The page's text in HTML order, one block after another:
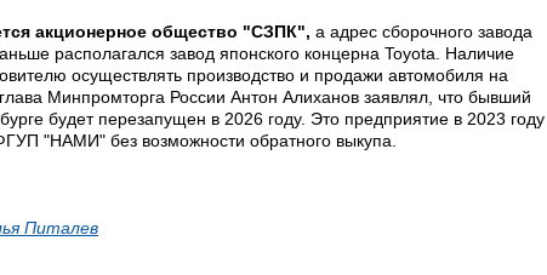
акционерное общество "СЗПК", а адрес сборочного завода
располагался завод японского концерна Toyota. Наличие
осуществлять производство и продажи автомобиля на
Минпромторга России Антон Алиханов заявлял, что бывший
будет перезапущен в 2026 году. Это предприятие в 2023 году
"НАМИ" без возможности обратного выкупа.
Питалев